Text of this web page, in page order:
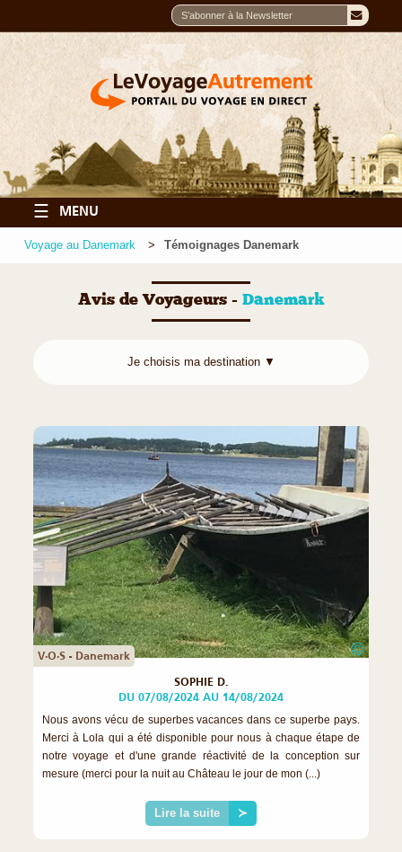
☰ MENU
Voyage au Danemark Témoignages Danemark
Avis de Voyageurs - Danemark
V·O·S - Danemark ©
SOPHIE D.
DU 07/08/2024 AU 14/08/2024
Nous avons vécu de superbes vacances dans ce superbe pays.
Merci à Lola qui a été disponible pour nous à chaque étape de
notre voyage et d'une grande réactivité de la conception sur
mesure (merci pour la nuit au Château le jour de mon (...)
Lire la suite ≻